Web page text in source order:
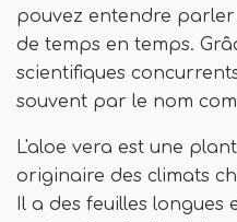
pouvez entendre parler
de temps en temps.
scientifiques
souvent par le nom
L'aloe vera est une
originaire des climats
Il a des feuilles